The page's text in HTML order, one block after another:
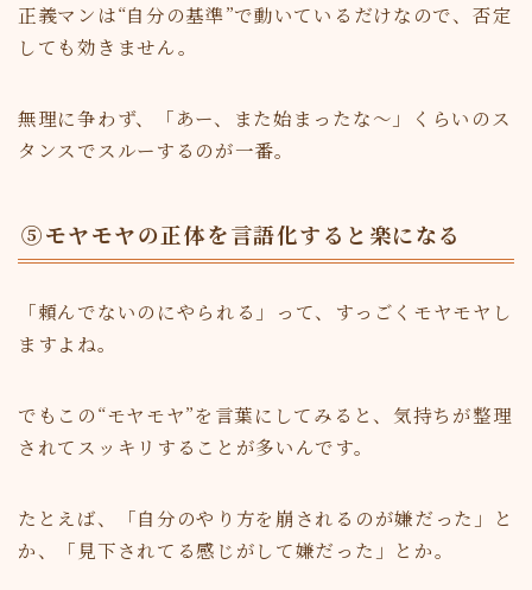
正義マンは“自分の基準”で動いているだけなので、否定
しても効きません。
無理に争わず、「あー、また始まったな～」くらいのス
タンスでスルーするのが一番。
⑤モヤモヤの正体を言語化すると楽になる
「頼んでないのにやられる」って、すっごくモヤモヤし
ますよね。
でもこの“モヤモヤ”を言葉にしてみると、気持ちが整理
されてスッキリすることが多いんです。
たとえば、「自分のやり方を崩されるのが嫌だった」と
か、「見下されてる感じがして嫌だった」とか。